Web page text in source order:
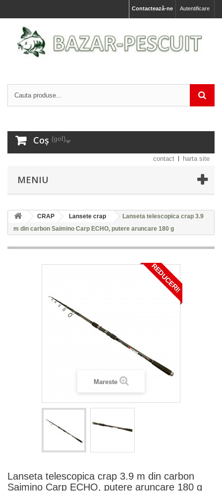
Autentificare
Contactează-ne
Coș (gol)
contact harta site
MENIU
CRAP Lansete crap
Lanseta telescopica crap 3.9
m din carbon Saimino Carp ECHO, putere aruncare 180 g
REDUCERI!
Mareste
Lanseta telescopica crap 3.9 m din carbon
Saimino Carp ECHO, putere aruncare 180 g